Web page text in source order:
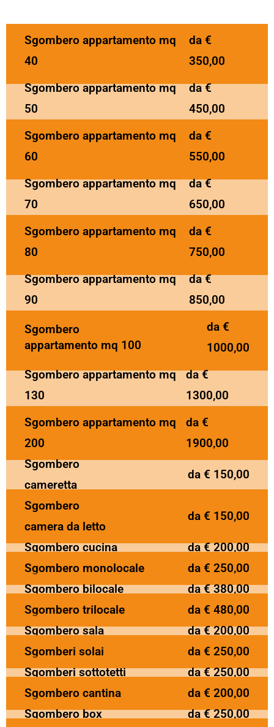
Sgombero appartamento mq
40
da €
350,00
Sgombero appartamento mq
50
da €
450,00
Sgombero appartamento mq
60
da €
550,00
Sgombero appartamento mq
70
da €
650,00
Sgombero appartamento mq
80
da €
750,00
Sgombero appartamento mq
90
da €
850,00
Sgombero
appartamento mq 100
da €
1000,00
Sgombero appartamento mq
130
da €
1300,00
Sgombero appartamento mq
200
da €
1900,00
Sgombero
cameretta
da € 150,00
Sgombero
camera da letto
da € 150,00
Sgombero cucina
da € 200,00
Sgombero monolocale
da € 250,00
Sgombero bilocale
da € 380,00
Sgombero trilocale
da € 480,00
Sgombero sala
da € 200,00
Sgomberi solai
da € 250,00
Sgomberi sottotetti
da € 250,00
Sgombero cantina
da € 200,00
Sgombero box
da € 250,00